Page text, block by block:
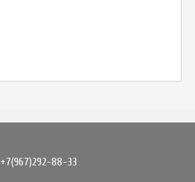
+7(967)292-88-33